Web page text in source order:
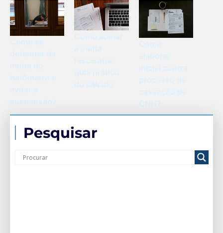
suspensão?
CNH?
Pesquisar